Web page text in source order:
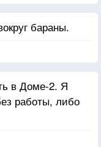
бараны.
в Доме-2. Я
работы, либо